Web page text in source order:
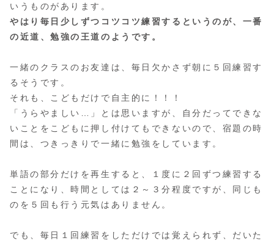
いうものがあります。
やはり毎日少しずつコツコツ練習するというのが、一番
の近道、勉強の王道のようです。
一緒のクラスのお友達は、毎日欠かさず朝に５回練習す
るそうです。
それも、こどもだけで自主的に！！！
「うらやましい…」とは思いますが、自分だってできな
いことをこどもに押し付けてもできないので、宿題の時
間は、つきっきりで一緒に勉強をしています。
単語の部分だけを再生すると、１度に２回ずつ練習する
ことになり、時間としては２～３分程度ですが、同じも
のを５回も行う元気はありません。
でも、毎日１回練習をしただけでは覚えられず、だいた